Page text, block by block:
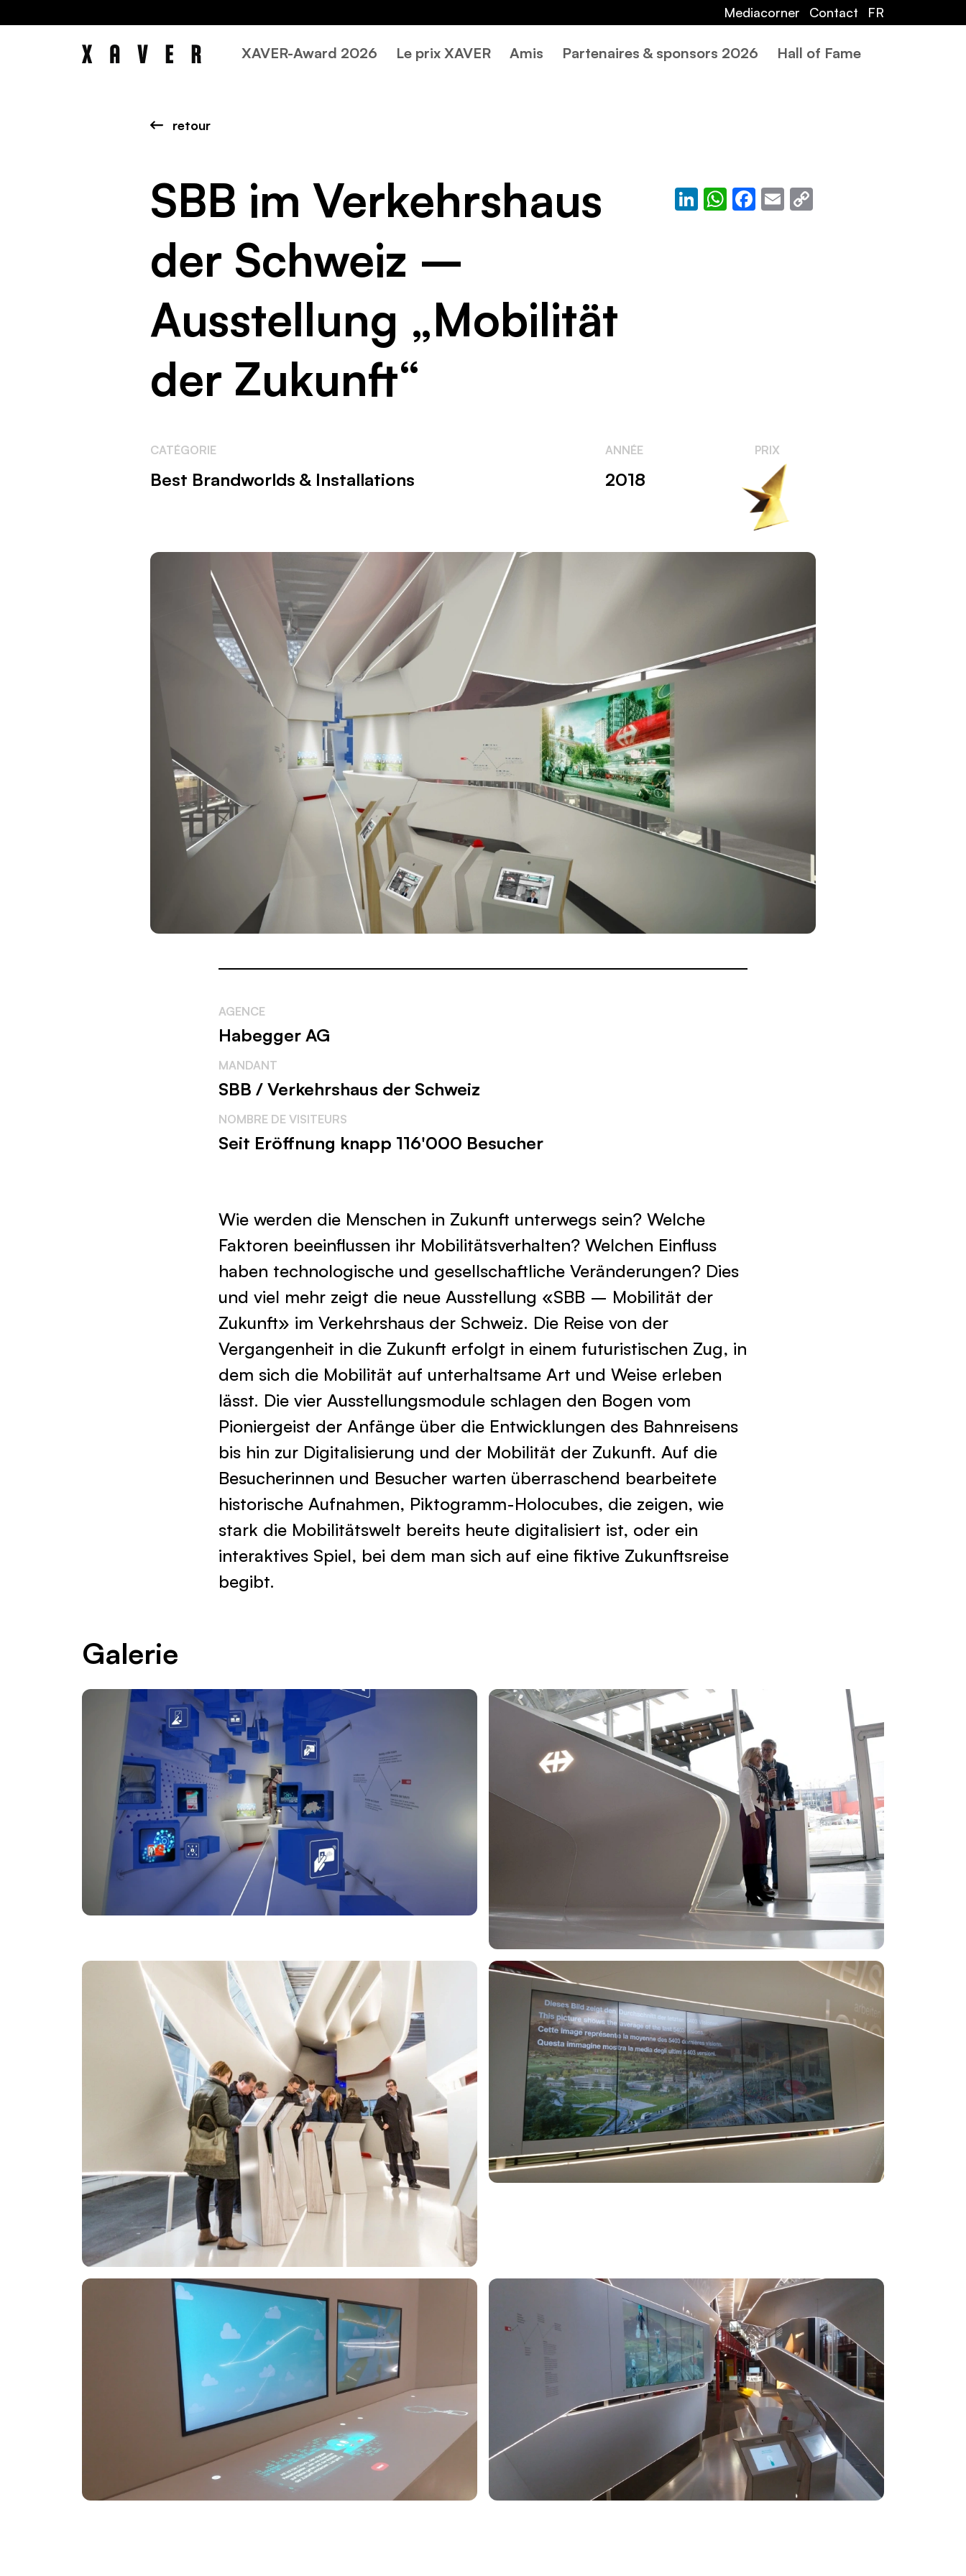
Mediacorner Contact FR
XAVER-Award 2026 Le prix XAVER Amis Partenaires & sponsors 2026 Hall of Fame
retour
SBB im Verkehrshaus
der Schweiz –
Ausstellung „Mobilität
der Zukunft“
LinkedIn
WhatsApp
Facebook
EmailCopy
CATÉGORIE
Best Brandworlds & Installations
ANNÉE
2018
PRIX
AGENCE
Habegger AG
MANDANT
SBB / Verkehrshaus der Schweiz
NOMBRE DE VISITEURS
Seit Eröffnung knapp 116'000 Besucher
Wie werden die Menschen in Zukunft unterwegs sein? Welche
Faktoren beeinflussen ihr Mobilitätsverhalten? Welchen Einfluss
haben technologische und gesellschaftliche Veränderungen? Dies
und viel mehr zeigt die neue Ausstellung «SBB – Mobilität der
Zukunft» im Verkehrshaus der Schweiz. Die Reise von der
Vergangenheit in die Zukunft erfolgt in einem futuristischen Zug, in
dem sich die Mobilität auf unterhaltsame Art und Weise erleben
lässt. Die vier Ausstellungsmodule schlagen den Bogen vom
Pioniergeist der Anfänge über die Entwicklungen des Bahnreisens
bis hin zur Digitalisierung und der Mobilität der Zukunft. Auf die
Besucherinnen und Besucher warten überraschend bearbeitete
historische Aufnahmen, Piktogramm-Holocubes, die zeigen, wie
stark die Mobilitätswelt bereits heute digitalisiert ist, oder ein
interaktives Spiel, bei dem man sich auf eine fiktive Zukunftsreise
begibt.
Galerie